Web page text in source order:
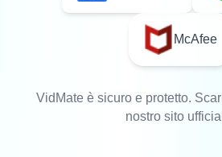
McAfee
VidMate è sicuro e protetto.
nostro sito